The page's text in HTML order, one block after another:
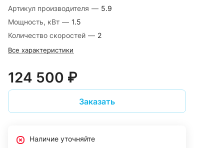
Артикул производителя — 5.9
Мощность, кВт — 1.5
Количество скоростей — 2
Все характеристики
124 500 ₽
Заказать
Наличие уточняйте